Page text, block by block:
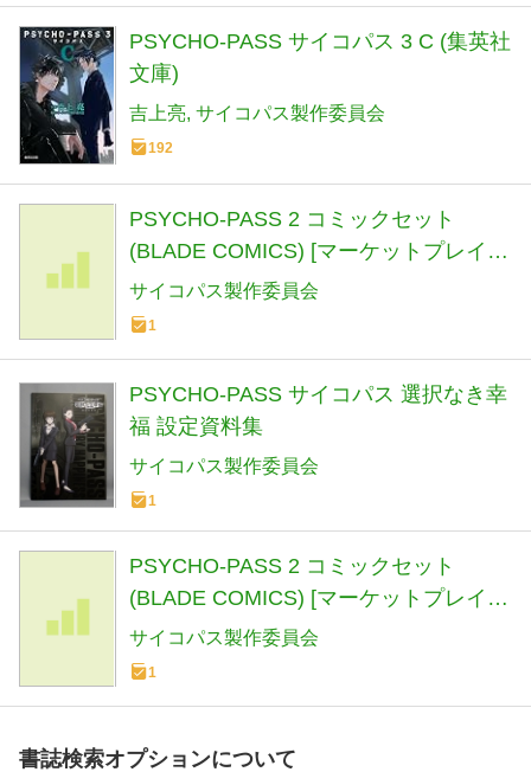
PSYCHO-PASS サイコパス 3 C (集英社
文庫)
吉上亮 サイコパス製作委員会
192
PSYCHO-PASS 2 コミックセット
(BLADE COMICS) [マーケットプレイス
コミックセット]
サイコパス製作委員会
1
PSYCHO‐PASS サイコパス 選択なき幸
福 設定資料集
サイコパス製作委員会
1
PSYCHO-PASS 2 コミックセット
(BLADE COMICS) [マーケットプレイス
コミックセット]
サイコパス製作委員会
1
書誌検索オプションについて